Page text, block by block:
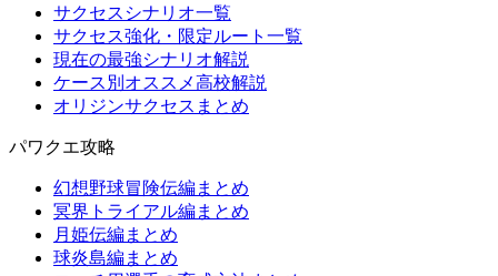
サクセスシナリオ一覧
サクセス強化・限定ルート一覧
現在の最強シナリオ解説
ケース別オススメ高校解説
オリジンサクセスまとめ
パワクエ攻略
幻想野球冒険伝編まとめ
冥界トライアル編まとめ
月姫伝編まとめ
球炎島編まとめ